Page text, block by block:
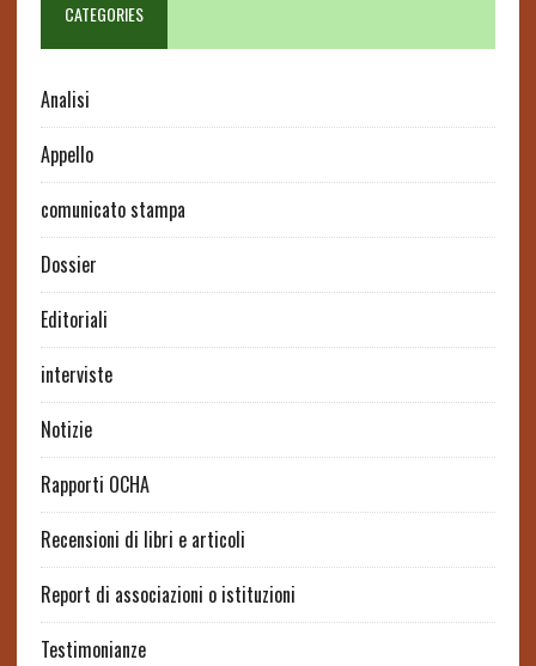
CATEGORIES
Analisi
Appello
comunicato stampa
Dossier
Editoriali
interviste
Notizie
Rapporti OCHA
Recensioni di libri e articoli
Report di associazioni o istituzioni
Testimonianze